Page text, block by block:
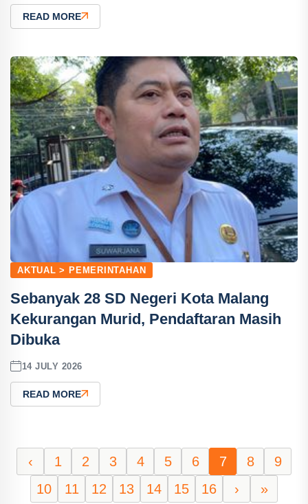
READ MORE
AKTUAL > PEMERINTAHAN
Sebanyak 28 SD Negeri Kota Malang
Kekurangan Murid, Pendaftaran Masih
Dibuka
14 JULY 2026
READ MORE
‹ 1 2 3 4 5 6 7 8
9
10
11 12 13 14 15 16 › »